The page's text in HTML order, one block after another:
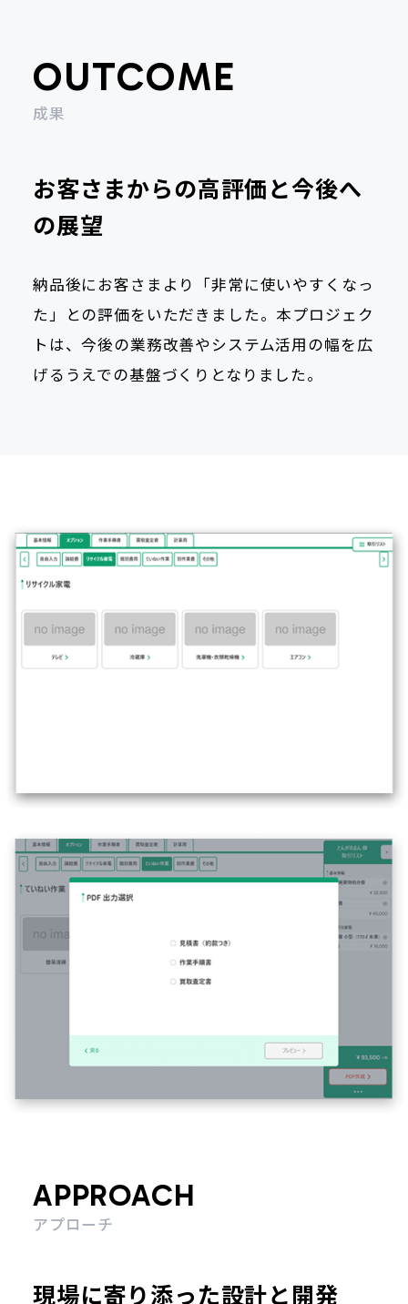
OUTCOME
成果
お客さまからの高評価と今後へ
の展望
納品後にお客さまより「非常に使いやすくなっ
た」との評価をいただきました。本プロジェク
トは、今後の業務改善やシステム活用の幅を広
げるうえでの基盤づくりとなりました。
APPROACH
アプローチ
現場に寄り添った設計と開発